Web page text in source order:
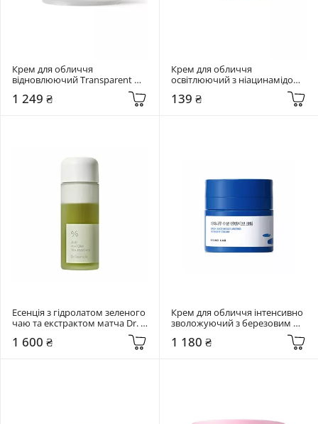
Крем для обличчя
відновлюючий Transparent
Lab 60 мл Proteo-Repair Cream
1 249 ₴
Крем для обличчя
освітлюючий з ніацинамідом
Lalarecipe 3 мл Yuzu vita C
139 ₴
Есенція з гідролатом зеленого
чаю та екстрактом матча Dr.
Ceuracle 150 мл Jeju Matcha Tea
Essence
1 600 ₴
Крем для обличчя інтенсивно
зволожуючий з березовим
соком Round Lab 50 мл Birch
Juice Moisturizing Intensive
1 180 ₴